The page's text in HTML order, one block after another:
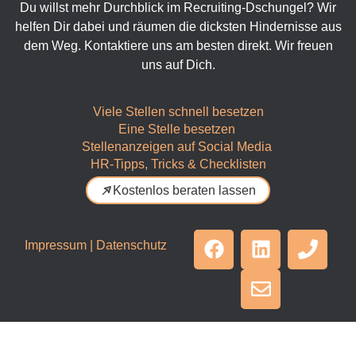
Du willst mehr Durchblick im Recruiting-Dschungel? Wir
helfen Dir dabei und räumen die dicksten Hindernisse aus
dem Weg. Kontaktiere uns am besten direkt. Wir freuen
uns auf Dich.
Viele Stellen schnell besetzen
Eine Stelle besetzen
Stellenanzeigen auf Social Media
HR-Tipps, Tricks & Checklisten
Kostenlos beraten lassen
Impressum| Datenschutz